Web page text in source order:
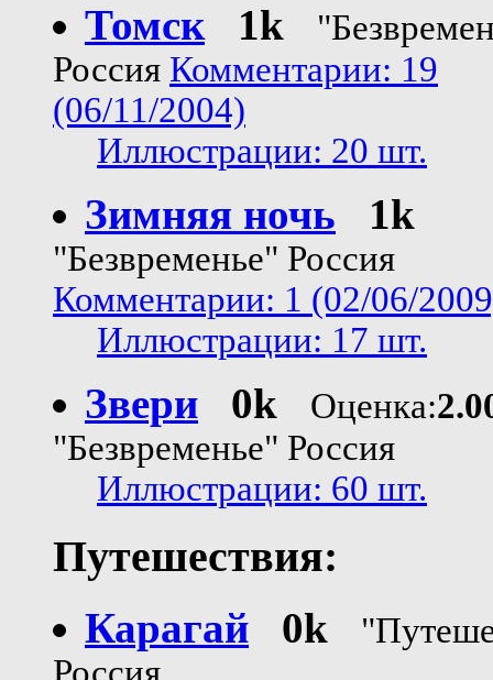
Томск 1k
Россия Комментарии: 19
(06/11/2004)
Иллюстрации: 20 шт.
Зимняя ночь 1k
"Безвременье" Россия
Комментарии: 1 (02/06/
Иллюстрации: 17 шт.
Звери 0k Оценка:
"Безвременье" Россия
Иллюстрации: 60 шт.
Путешествия:
Карагай 0k
Россия